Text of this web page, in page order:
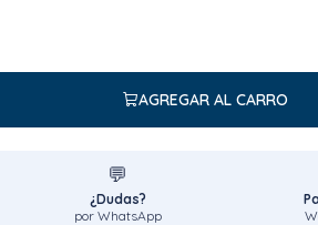
AGREGAR AL CARRO
💬
¿Dudas?
por WhatsApp